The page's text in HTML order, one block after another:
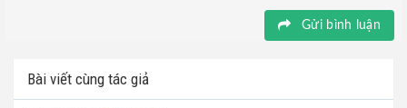
Gửi bình luận
Bài viết cùng tác giả